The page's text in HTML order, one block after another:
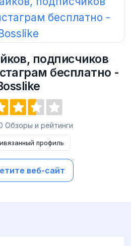
подписчиков
бесплатно -
Обзоры и рейтинги
профиль
веб-сайт